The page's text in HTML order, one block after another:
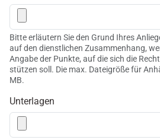
Bitte erläutern Sie den Grund Ihres
auf den dienstlichen Zusammenhang,
Angabe der Punkte, auf die sich die
stützen soll. Die max. Dateigröße für
MB.
Unterlagen